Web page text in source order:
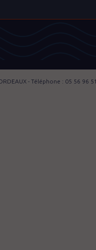
- Téléphone : 05 56 96